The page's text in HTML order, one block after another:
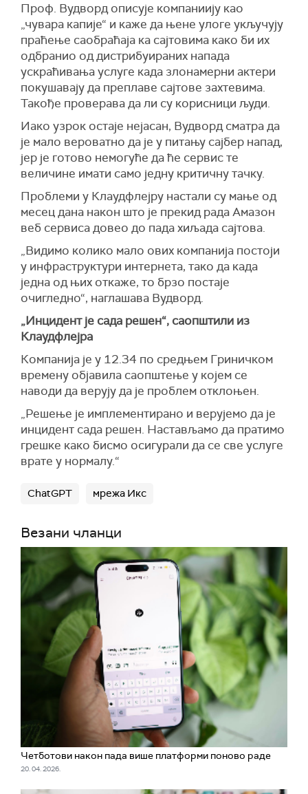
Проф. Вудворд описује компаниију као
„чувара капије“ и каже да њене улоге укључују
праћење саобраћаја ка сајтовима како би их
одбранио од дистрибуираних напада
ускраћивања услуге када злонамерни актери
покушавају да преплаве сајтове захтевима.
Такође проверава да ли су корисници људи.
Иако узрок остаје нејасан, Вудворд сматра да
је мало вероватно да је у питању сајбер напад,
јер је готово немогуће да ће сервис те
величине имати само једну критичну тачку.
Проблеми у Клаудфлејру настали су мање од
месец дана након што је прекид рада Амазон
веб сервиса довео до пада хиљада сајтова.
„Видимо колико мало ових компанија постоји
у инфраструктури интернета, тако да када
једна од њих откаже, то брзо постаје
очигледно“, наглашава Вудворд.
„Инцидент је сада решен“, саопштили из
Клаудфлејра
Компанија је у 12.34 по средњем Гриничком
времену објавила саопштење у којем се
наводи да верују да је проблем отклоњен.
„Решење је имплементирано и верујемо да је
инцидент сада решен. Настављамо да пратимо
грешке како бисмо осигурали да се све услуге
врате у нормалу.“
ChatGPT мрежа Икс
Везани чланци
Четботови након пада више платформи поново раде
20. 04. 2026.